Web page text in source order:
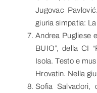
Jugovac
giuria simpatia:
Andrea Pugliese
BUIO”, della CI
Isola. Testo e
Hrovatin. Nella
Sofia Salvadori,